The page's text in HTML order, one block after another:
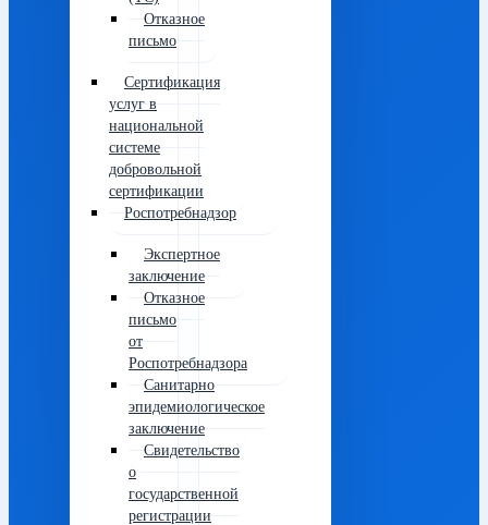
Отказное
письмо
Сертификация
услуг в
национальной
системе
добровольной
сертификации
Роспотребнадзор
Экспертное
заключение
Отказное
письмо
от
Роспотребнадзора
Санитарно
эпидемиологическое
заключение
Свидетельство
о
государственной
регистрации